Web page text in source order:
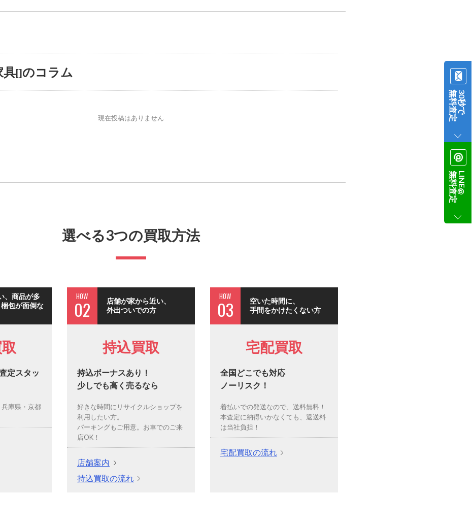
30秒で
無料査定
LINE@
無料査定
具[]のコラム
現在投稿はありません
選べる3つの買取方法
、商品が多
包が面倒な
定スタッ
庫県・京都
HOW
02
店舗が家から近い、
外出ついでの方
持込買取
持込ボーナスあり！
少しでも高く売るなら
好きな時間にリサイクルショップを
利用したい方。
パーキングもご用意。お車でのご来
店OK！
店舗案内
持込買取の流れ
HOW
03
空いた時間に、
手間をかけたくない方
宅配買取
全国どこでも対応
ノーリスク！
着払いでの発送なので、送料無料！
本査定に納得いかなくても、返送料
は当社負担！
宅配買取の流れ